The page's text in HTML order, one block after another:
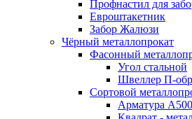
Профнастил для
Евроштакетник
Забор Жалюзи
Чёрный металлопрокат
Фасонный
Угол стальной
Швеллер П-
Сортовой
Арматура